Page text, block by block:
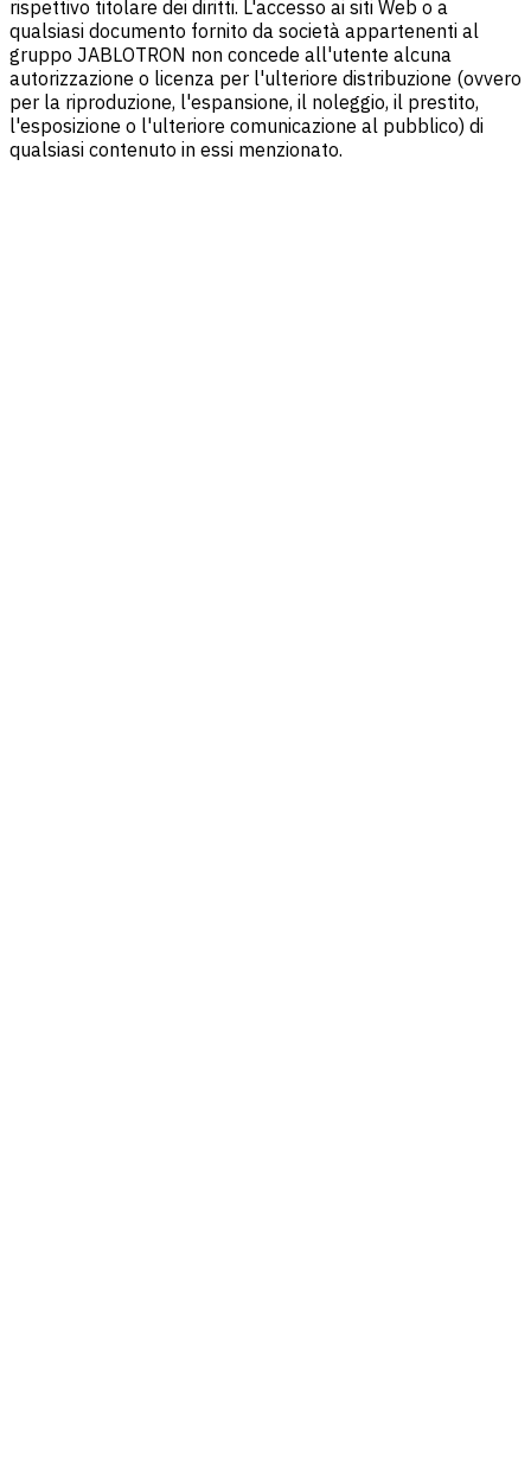
rispettivo titolare dei diritti. L'accesso ai siti Web o a
qualsiasi documento fornito da società appartenenti al
gruppo JABLOTRON non concede all'utente alcuna
autorizzazione o licenza per l'ulteriore distribuzione (ovvero
per la riproduzione, l'espansione, il noleggio, il prestito,
l'esposizione o l'ulteriore comunicazione al pubblico) di
qualsiasi contenuto in essi menzionato.